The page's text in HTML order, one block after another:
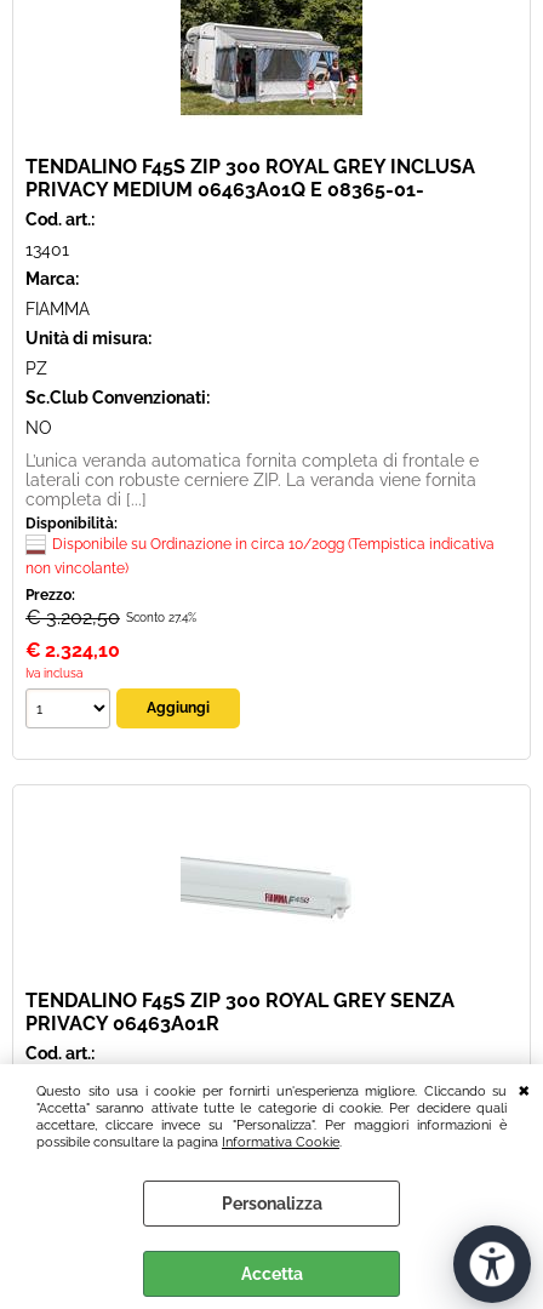
Questo sito usa i cookie per fornirti un'esperienza migliore. Cliccando su
"Accetta" saranno attivate tutte le categorie di cookie. Per decidere quali
accettare, cliccare invece su "Personalizza". Per maggiori informazioni è
possibile consultare la pagina Informativa Cookie.
Personalizza
Accetta
TENDALINO F45S ZIP 300 ROYAL GREY INCLUSA
PRIVACY MEDIUM 06463A01Q E 08365-01-
Cod. art.:
13401
Marca:
FIAMMA
Unità di misura:
PZ
Sc.Club Convenzionati:
NO
L’unica veranda automatica fornita completa di frontale e
laterali con robuste cerniere ZIP. La veranda viene fornita
completa di [...]
Disponibilità:
Disponibile su Ordinazione in circa 10/20gg (Tempistica indicativa
non vincolante)
Prezzo:
€ 3.202,50 Sconto 27.4%
€ 2.324,10
Iva inclusa
TENDALINO F45S ZIP 300 ROYAL GREY SENZA
PRIVACY 06463A01R
Cod. art.:
25345
Marca:
FIAMMA
Sc.Club Convenzionati:
ATTENZIONE! SE IL TENDALINO ARRIVA CON IMBALLO